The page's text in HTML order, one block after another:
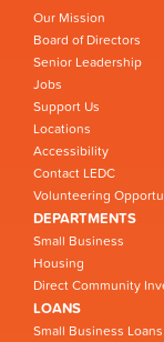
Our Mission
Board of Directors
Senior Leadership
Jobs
Support Us
Locations
Accessibility
Contact LEDC
Volunteering
DEPARTMENTS
Small Business
Housing
Direct Community
LOANS
Small Business Loans